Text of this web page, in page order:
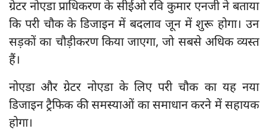
ग्रेटर नोएडा प्राधिकरण के सीईओ रवि कुमार एनजी ने बताया
कि परी चौक के डिजाइन में बदलाव जून में शुरू होगा। उन
सड़कों का चौड़ीकरण किया जाएगा, जो सबसे अधिक व्यस्त
हैं।
नोएडा और ग्रेटर नोएडा के लिए परी चौक का यह नया
डिजाइन ट्रैफिक की समस्याओं का समाधान करने में सहायक
होगा।